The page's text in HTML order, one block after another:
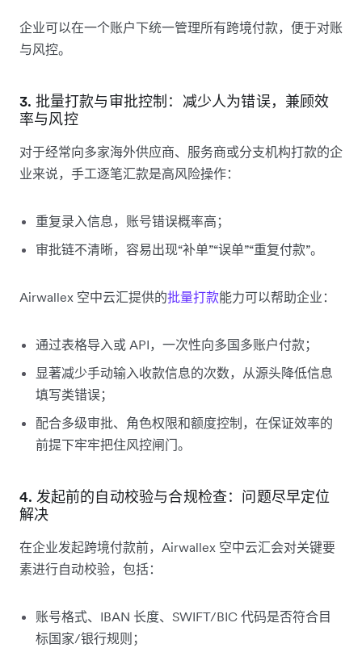
企业可以在一个账户下统一管理所有跨境付款，便于对账
与风控。
3. 批量打款与审批控制：减少人为错误，兼顾效
率与风控
对于经常向多家海外供应商、服务商或分支机构打款的企
业来说，手工逐笔汇款是高风险操作：
重复录入信息，账号错误概率高；
审批链不清晰，容易出现“补单”“误单”“重复付款”。
Airwallex 空中云汇提供的批量打款能力可以帮助企业：
通过表格导入或 API，一次性向多国多账户付款；
显著减少手动输入收款信息的次数，从源头降低信息
填写类错误；
配合多级审批、角色权限和额度控制，在保证效率的
前提下牢牢把住风控闸门。
4. 发起前的自动校验与合规检查：问题尽早定位
解决
在企业发起跨境付款前，Airwallex 空中云汇会对关键要
素进行自动校验，包括：
账号格式、IBAN 长度、SWIFT/BIC 代码是否符合目
标国家/银行规则；